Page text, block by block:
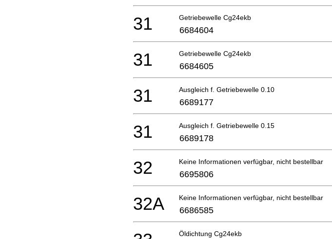
Getriebewelle Cg24ekb
31 6684604
Getriebewelle Cg24ekb
31 6684605
Ausgleich f. Getriebewelle 0.10
31 6689177
Ausgleich f. Getriebewelle 0.15
31 6689178
Keine Informationen verfügbar, nicht bestellbar
32 6695806
Keine Informationen verfügbar, nicht bestellbar
32A 6686585
Öldichtung Cg24ekb